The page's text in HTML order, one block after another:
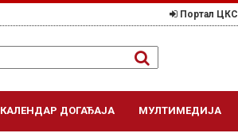
Портал ЦКС
КАЛЕНДАР ДОГАЂАЈА МУЛТИМЕДИЈА